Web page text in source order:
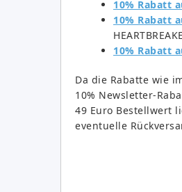
10% Rabatt
10% Rabatt
10% Rabatt
Da die Rabatte wie
10% Newsletter-
49 Euro Bestellwert
eventuelle